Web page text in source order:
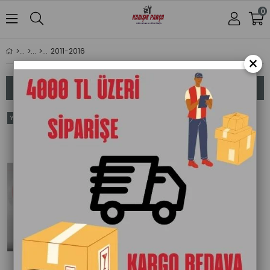
0
2011-2016
Filtreleme
Sıralama
Ücretsiz Kargo
Yeni
×